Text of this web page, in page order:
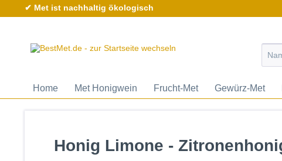
✔ Met ist nachhaltig ökologisch
Home Met Honigwein Frucht-Met Gewürz-Met
Honig Limone -